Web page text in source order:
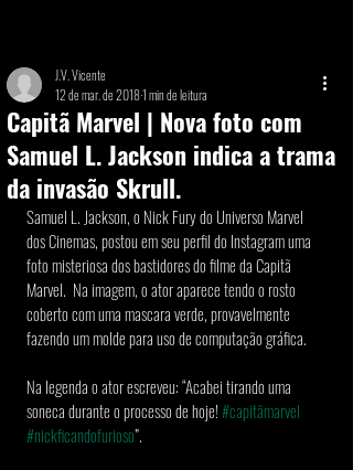
Capitã Marvel | Nova foto com
Samuel L. Jackson indica a trama
da invasão Skrull.
J.V. Vicente
12 de mar. de 20181 min de leitura
Samuel L. Jackson, o Nick Fury do Universo Marvel
dos Cinemas, postou em seu perfil do Instagram uma
foto misteriosa dos bastidores do filme da Capitã
Marvel.  Na imagem, o ator aparece tendo o rosto
coberto com uma mascara verde, provavelmente
fazendo um molde para uso de computação gráfica.
Na legenda o ator escreveu: “Acabei tirando uma
soneca durante o processo de hoje! #capitãmarvel
#nickficandofurioso”.